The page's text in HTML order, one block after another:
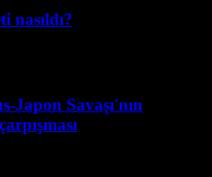
nasıldı?
Japon Savaşı'nın